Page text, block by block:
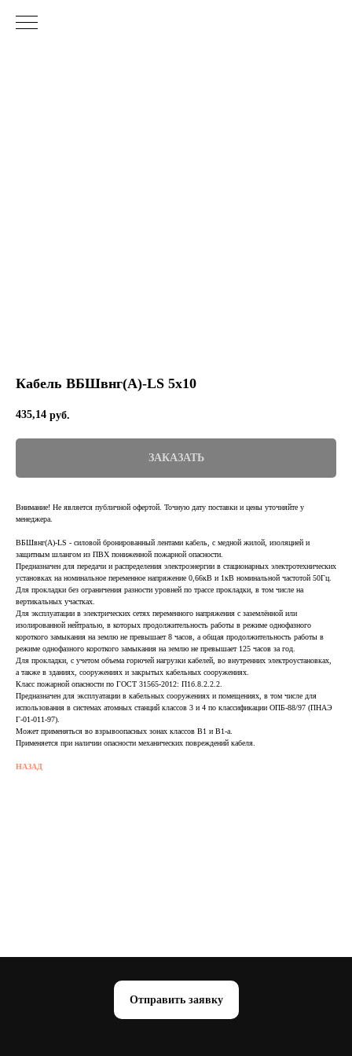
Кабель ВБШвнг(А)-LS 5х10
435,14 руб.
ЗАКАЗАТЬ
Внимание! Не является публичной офертой. Точную дату поставки и цены уточняйте у
менеджера.
ВБШвнг(А)-LS - силовой бронированный лентами кабель, с медной жилой, изоляцией и
защитным шлангом из ПВХ пониженной пожарной опасности.
Предназначен для передачи и распределения электроэнергии в стационарных электротехнических
установках на номинальное переменное напряжение 0,66кВ и 1кВ номинальной частотой 50Гц.
Для прокладки без ограничения разности уровней по трассе прокладки, в том числе на
вертикальных участках.
Для эксплуатации в электрических сетях переменного напряжения с заземлённой или
изолированной нейтралью, в которых продолжительность работы в режиме однофазного
короткого замыкания на землю не превышает 8 часов, а общая продолжительность работы в
режиме однофазного короткого замыкания на землю не превышает 125 часов за год.
Для прокладки, с учетом объема горючей нагрузки кабелей, во внутренних электроустановках,
а также в зданиях, сооружениях и закрытых кабельных сооружениях.
Класс пожарной опасности по ГОСТ 31565-2012: П1б.8.2.2.2.
Предназначен для эксплуатации в кабельных сооружениях и помещениях, в том числе для
использования в системах атомных станций классов 3 и 4 по классификации ОПБ-88/97 (ПНАЭ
Г-01-011-97).
Может применяться во взрывоопасных зонах классов В1 и В1-а.
Применяется при наличии опасности механических повреждений кабеля.
НАЗАД
Отправить заявку